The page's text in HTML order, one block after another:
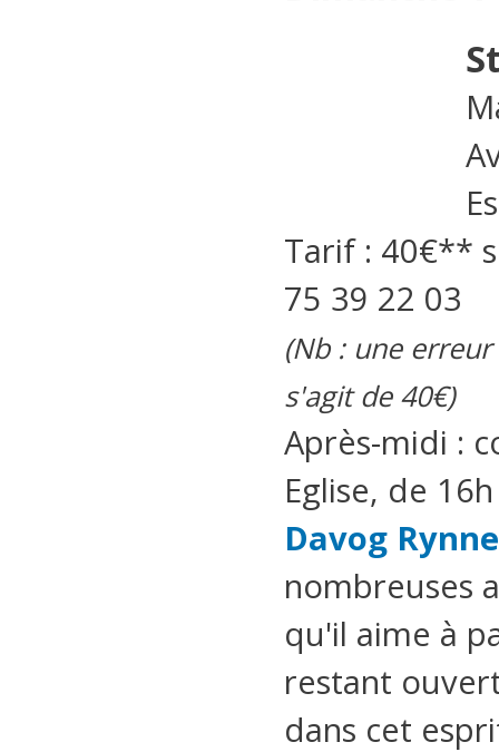
Tarif : 40€**
75 39 22 03
(Nb : une
s'agit de 40€)
Après-midi :
Eglise, de
Davog Rynne
nombreuses
qu'il aime à
restant
dans cet